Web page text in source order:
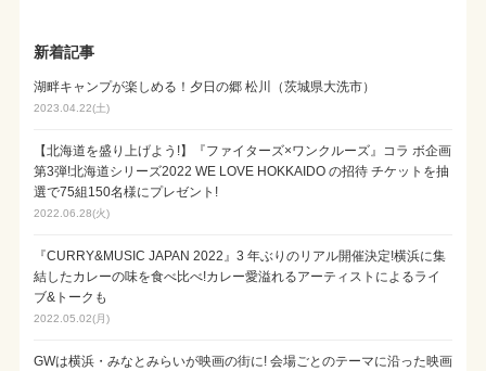
新着記事
湖畔キャンプが楽しめる！夕日の郷 松川（茨城県大洗市）
2023.04.22(土)
【北海道を盛り上げよう!】『ファイターズ×ワンクルーズ』コラ ボ企画
第3弾!北海道シリーズ2022 WE LOVE HOKKAIDO の招待 チケットを抽
選で75組150名様にプレゼント!
2022.06.28(火)
『CURRY&MUSIC JAPAN 2022』3 年ぶりのリアル開催決定!横浜に集
結したカレーの味を食べ比べ!カレー愛溢れるアーティストによるライ
ブ&トークも
2022.05.02(月)
GWは横浜・みなとみらいが映画の街に! 会場ごとのテーマに沿った映画